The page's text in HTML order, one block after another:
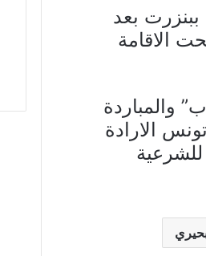
بعد
الاقامة
والمباردة
الارادة
للشرعية